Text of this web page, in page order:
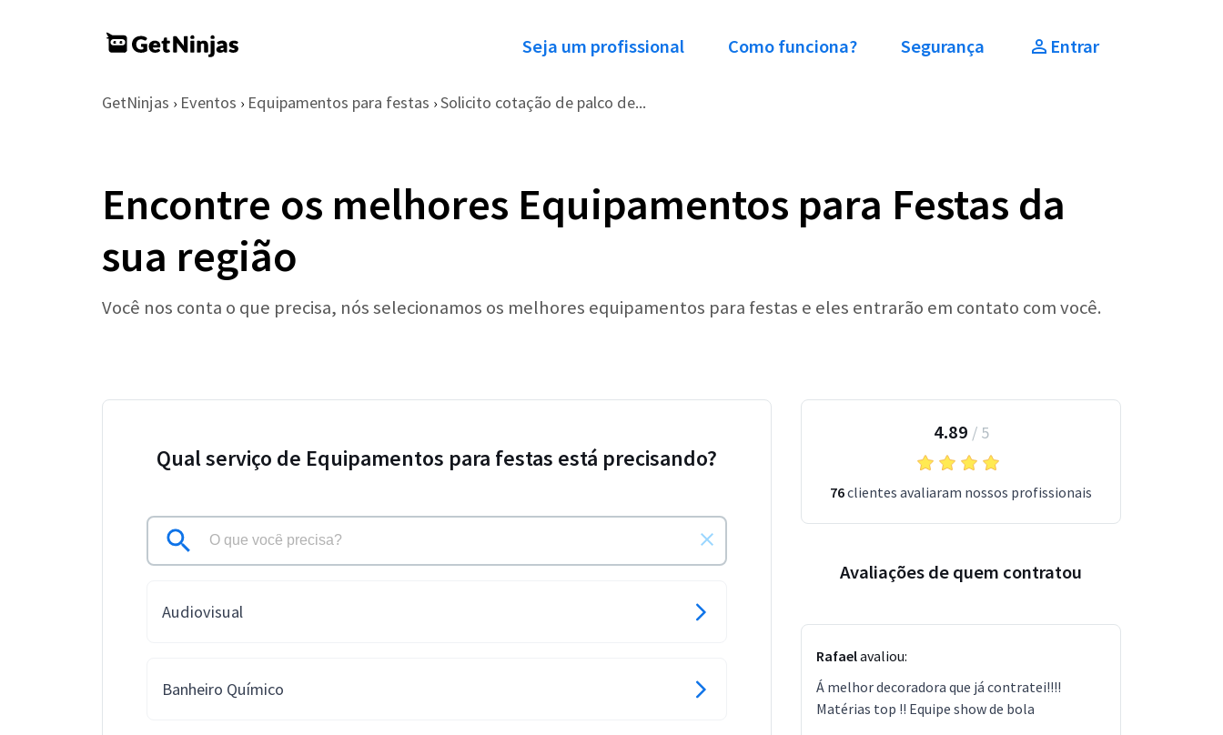
Seja um profissional Como funciona? Segurança Entrar
GetNinjas › Eventos › Equipamentos para festas › Solicito cotação de palco de...
Encontre os melhores Equipamentos para Festas da
sua região
Você nos conta o que precisa, nós selecionamos os melhores equipamentos para festas e eles entrarão em contato com você.
Qual serviço de Equipamentos para festas está precisando?
Audiovisual
Banheiro Químico
4.89 / 5
76clientes avaliaram nossos profissionais
Avaliações de quem contratou
Rafaelavaliou:
Á melhor decoradora que já contratei!!!!
Matérias top !! Equipe show de bola